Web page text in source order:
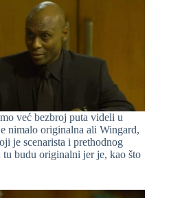
već bezbroj puta videli u
nimalo originalna ali Wingard,
je scenarista i prethodnog
budu originalni jer je, kao što